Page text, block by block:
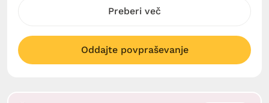
Preberi več
Oddajte povpraševanje